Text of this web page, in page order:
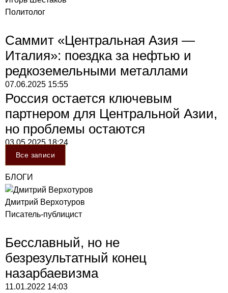
Политолог
Саммит «Центральная Азия —
Италия»: поездка за нефтью и
редкоземельными металлами
07.06.2025 15:55
Россия остается ключевым
партнером для Центральной Азии,
но проблемы остаются
03.05.202518:24
Все записи
БЛОГИ
Дмитрий Верхотуров
Писатель-публицист
Бесславный, но не
безрезультатный конец
назарбаевизма
11.01.2022 14:03